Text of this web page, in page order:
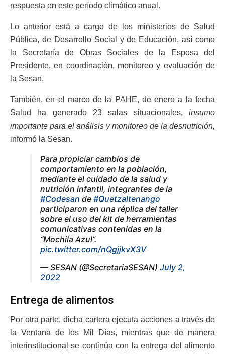
respuesta en este período climático anual.
Lo anterior está a cargo de los ministerios de Salud
Pública, de Desarrollo Social y de Educación, así como
la Secretaría de Obras Sociales de la Esposa del
Presidente, en coordinación, monitoreo y evaluación de
la Sesan.
También, en el marco de la PAHE, de enero a la fecha
Salud ha generado 23 salas situacionales, insumo
importante para el análisis y monitoreo de la desnutrición,
informó la Sesan.
Para propiciar cambios de
comportamiento en la población,
mediante el cuidado de la salud y
nutrición infantil, integrantes de la
#Codesan de #Quetzaltenango
participaron en una réplica del taller
sobre el uso del kit de herramientas
comunicativas contenidas en la
“Mochila Azul”.
pic.twitter.com/nQgjjkvX3V
— SESAN (@SecretariaSESAN) July 2,
2022
Entrega de alimentos
Por otra parte, dicha cartera ejecuta acciones a través de
la Ventana de los Mil Días, mientras que de manera
interinstitucional se continúa con la entrega del alimento